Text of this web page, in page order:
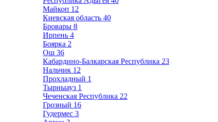
Майкоп 12
Киевская область 40
Бровары 8
Ирпень 4
Боярка 2
Ош 36
Кабардино-Балкарская Республика 23
Нальчик 12
Прохладный 1
Тырныауз 1
Чеченская Республика 22
Грозный 16
Гудермес 3